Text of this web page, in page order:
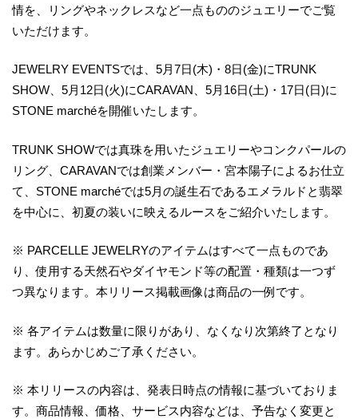
情を、リングやネックレスなど一点もののジュエリーでご覧
いただけます。
JEWELRY EVENTSでは、5月7日(木)・8日(金)にTRUNK
SHOW、5月12日(火)にCARAVAN、5月16日(土)・17日(日)に
STONE marchéを開催いたします。
TRUNK SHOWでは真珠を用いたジュエリーやコンクパールの
リング、CARAVANでは創業メンバー・宮本陽子によるお仕立
て、STONE marchéでは5月の誕生石であるエメラルドと翡翠
を中心に、初夏の装いに映えるルースをご紹介いたします。
※ PARCELLE JEWELRYのアイテムはすべて一点ものであ
り、使用する天然石やダイヤモンド等の配置・種類は一つず
つ異なります。本リリース掲載画像は商品の一例です。
※ 各アイテムは数量に限りがあり、なくなり次第終了となり
ます。あらかじめご了承ください。
※ 本リリースの内容は、発表日時点の情報に基づいておりま
す。商品情報、価格、サービス内容などは、予告なく変更と